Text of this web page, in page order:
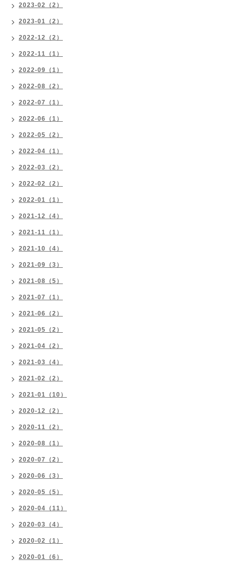
2023-02（2）
2023-01（2）
2022-12（2）
2022-11（1）
2022-09（1）
2022-08（2）
2022-07（1）
2022-06（1）
2022-05（2）
2022-04（1）
2022-03（2）
2022-02（2）
2022-01（1）
2021-12（4）
2021-11（1）
2021-10（4）
2021-09（3）
2021-08（5）
2021-07（1）
2021-06（2）
2021-05（2）
2021-04（2）
2021-03（4）
2021-02（2）
2021-01（10）
2020-12（2）
2020-11（2）
2020-08（1）
2020-07（2）
2020-06（3）
2020-05（5）
2020-04（11）
2020-03（4）
2020-02（1）
2020-01（6）